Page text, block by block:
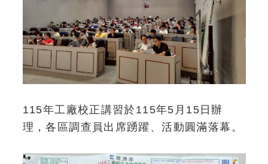
115年工廠校正講習於115年5月15日辦
理，各區調查員出席踴躍、活動圓滿落幕。